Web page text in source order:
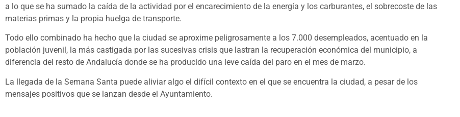
a lo que se ha sumado la caída de la actividad por el encarecimiento de la energía y los carburantes, el sobrecoste de las
materias primas y la propia huelga de transporte.
Todo ello combinado ha hecho que la ciudad se aproxime peligrosamente a los 7.000 desempleados, acentuado en la
población juvenil, la más castigada por las sucesivas crisis que lastran la recuperación económica del municipio, a
diferencia del resto de Andalucía donde se ha producido una leve caída del paro en el mes de marzo.
La llegada de la Semana Santa puede aliviar algo el difícil contexto en el que se encuentra la ciudad, a pesar de los
mensajes positivos que se lanzan desde el Ayuntamiento.